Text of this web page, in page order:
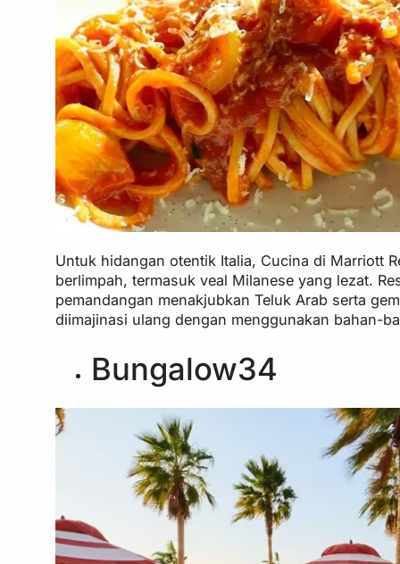
Untuk hidangan otentik Italia, Cucina di Marriott
berlimpah, termasuk veal Milanese yang lezat.
pemandangan menakjubkan Teluk Arab serta
diimajinasi ulang dengan menggunakan bahan-
Bungalow34